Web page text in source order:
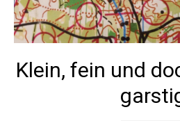
Klein, fein und